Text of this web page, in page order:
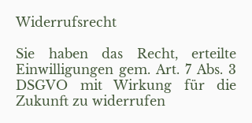
Widerrufsrecht
Sie haben das Recht, erteilte
Einwilligungen gem. Art. 7 Abs. 3
DSGVO mit Wirkung für die
Zukunft zu widerrufen